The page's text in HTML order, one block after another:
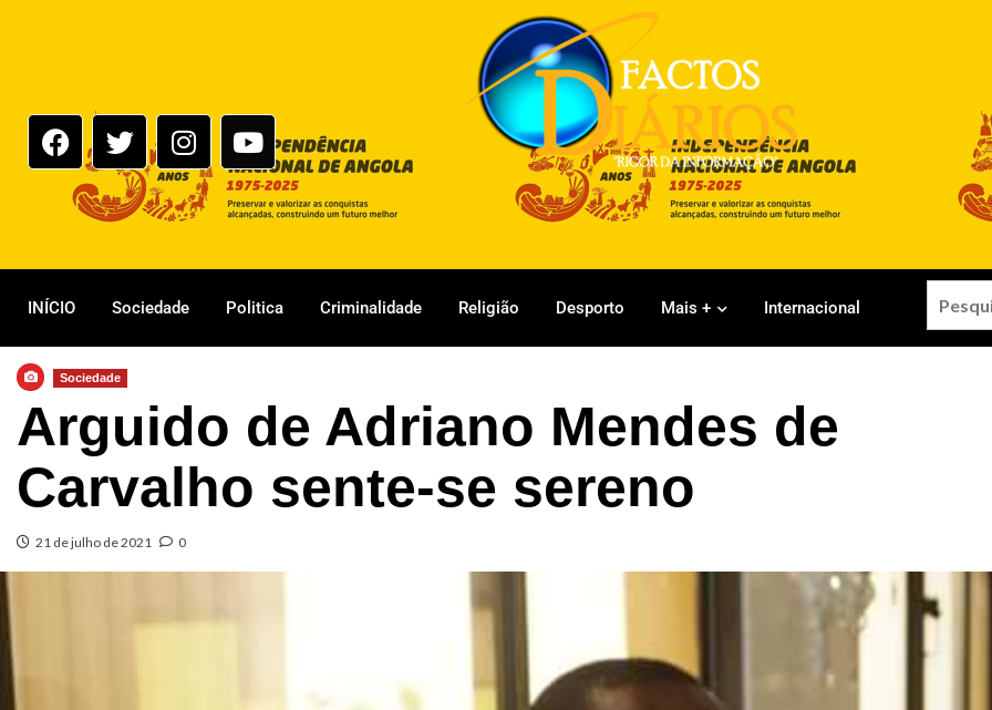
INÍCIO Sociedade Politica Criminalidade Religião Desporto Mais + Internacional
Sociedade
Arguido de Adriano Mendes de
Carvalho sente-se sereno
21 de julho de 2021 0